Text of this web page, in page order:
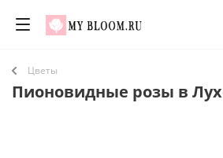
Цветы
Пионовидные розы в